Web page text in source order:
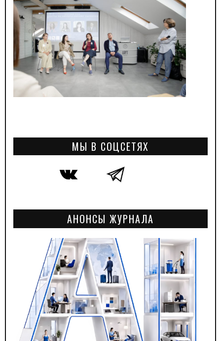
МЫ В СОЦСЕТЯХ
АНОНСЫ ЖУРНАЛА